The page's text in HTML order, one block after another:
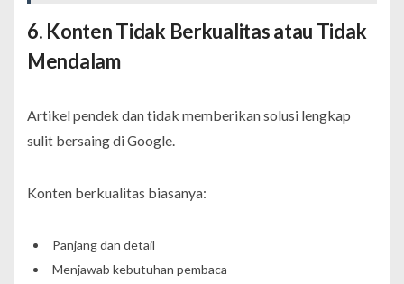
6. Konten Tidak Berkualitas atau Tidak
Mendalam
Artikel pendek dan tidak memberikan solusi lengkap
sulit bersaing di Google.
Konten berkualitas biasanya:
Panjang dan detail
Menjawab kebutuhan pembaca